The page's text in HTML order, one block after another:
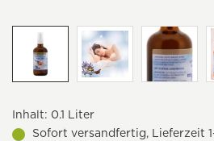
Inhalt: 0.1 Liter
Sofort versandfertig, Lieferzeit